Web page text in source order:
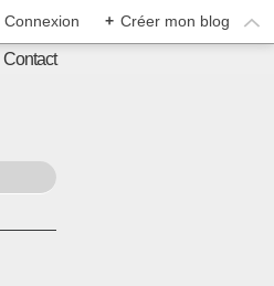
Connexion + Créer mon blog
Contact